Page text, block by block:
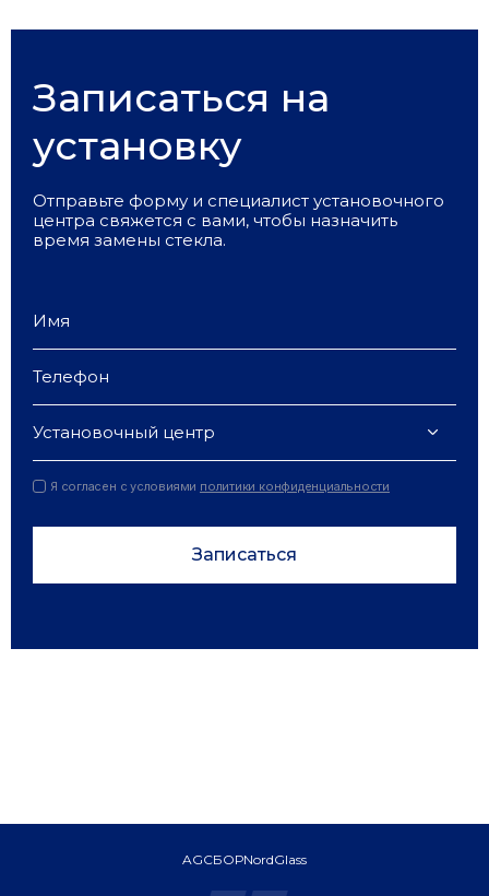
Записаться на
установку
Отправьте форму и специалист установочного
центра свяжется с вами, чтобы назначить
время замены стекла.
Установочный центр
Я согласен с условиями политики конфиденциальности
Записаться
AGCБОРNordGlass